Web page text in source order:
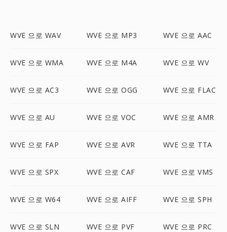
WVE 으로 WAV WVE 으로 MP3 WVE 으로 AAC
WVE 으로 WMA WVE 으로 M4A WVE 으로 WV
WVE 으로 AC3 WVE 으로 OGG WVE 으로 FLAC
WVE 으로 AU WVE 으로 VOC WVE 으로 AMR
WVE 으로 FAP WVE 으로 AVR WVE 으로 TTA
WVE 으로 SPX WVE 으로 CAF WVE 으로 VMS
WVE 으로 W64 WVE 으로 AIFF WVE 으로 SPH
WVE 으로 SLN WVE 으로 PVF WVE 으로 PRC